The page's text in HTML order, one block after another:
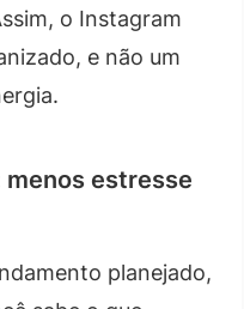
o Instagram
e não um
estresse
planejado,